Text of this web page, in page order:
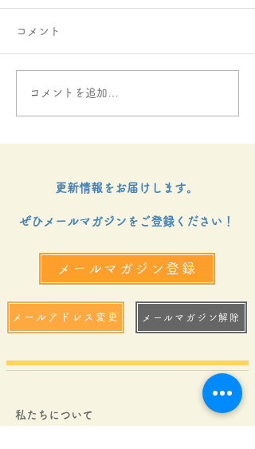
ご寄付をお寄せいただき
コメント
コメントを追加…
更新情報をお届けします。
ぜひメールマガジンをご登録ください！
メールマガジン登録
メールアドレス変更 メールマガジン解除
私たちについて